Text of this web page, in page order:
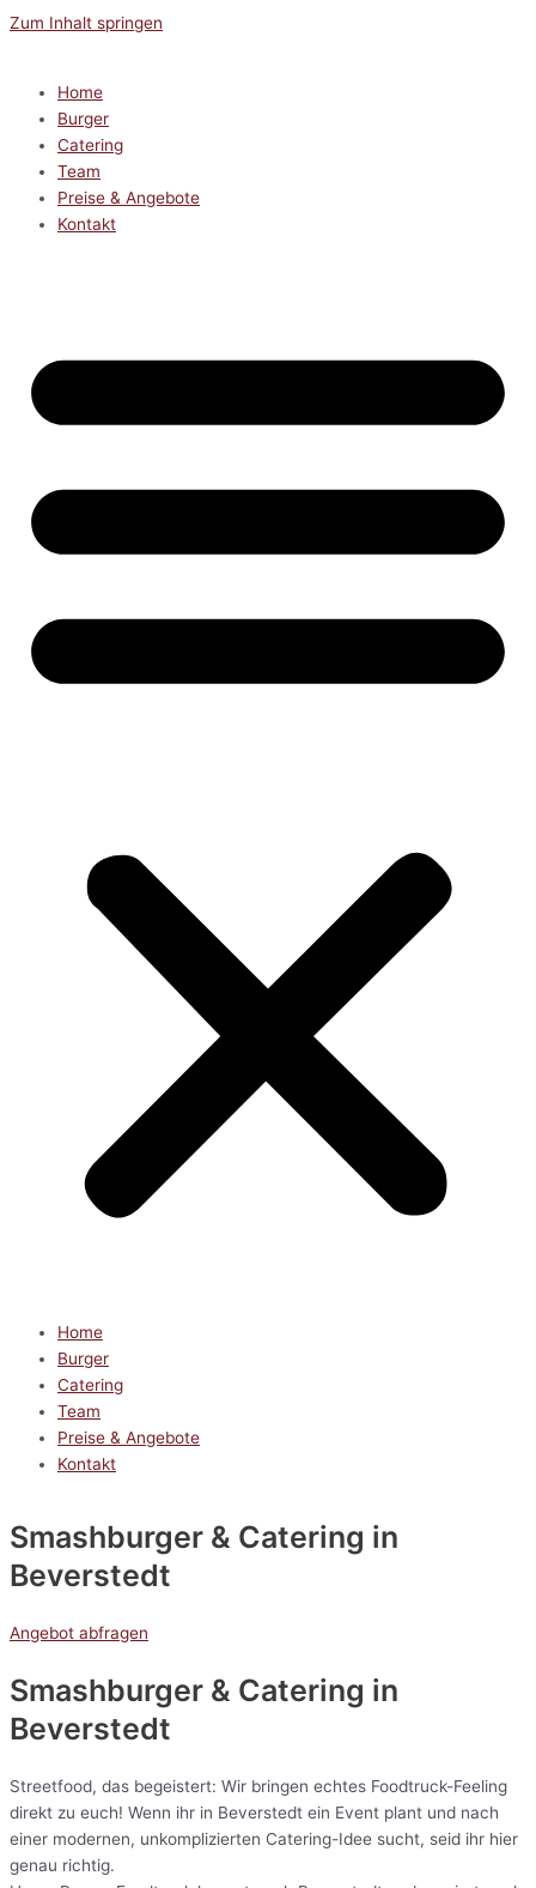
Zum Inhalt springen
Home
Burger
Catering
Team
Preise & Angebote
Kontakt
Home
Burger
Catering
Team
Preise & Angebote
Kontakt
Smashburger & Catering in
Beverstedt
Angebot abfragen
Smashburger & Catering in
Beverstedt
Streetfood, das begeistert: Wir bringen echtes Foodtruck-Feeling
direkt zu euch! Wenn ihr in Beverstedt ein Event plant und nach
einer modernen, unkomplizierten Catering-Idee sucht, seid ihr hier
genau richtig.